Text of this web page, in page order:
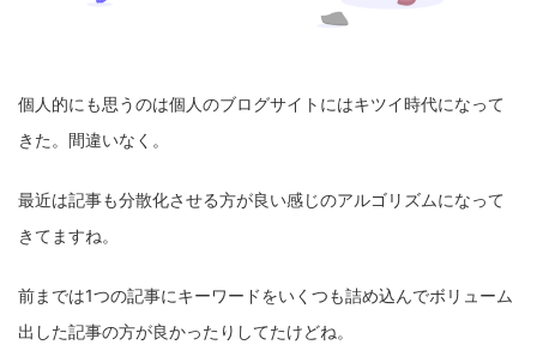
個人的にも思うのは個人のブログサイトにはキツイ時代になって
きた。間違いなく。
最近は記事も分散化させる方が良い感じのアルゴリズムになって
きてますね。
前までは1つの記事にキーワードをいくつも詰め込んでボリューム
出した記事の方が良かったりしてたけどね。